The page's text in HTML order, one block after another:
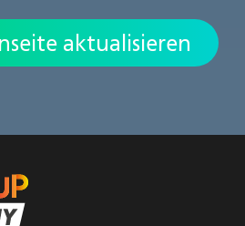
aktualisieren